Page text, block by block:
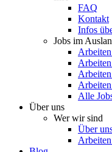
FAQ
Kontakt
Infos
Jobs im
Alle
Über uns
Wer wir sind
Über